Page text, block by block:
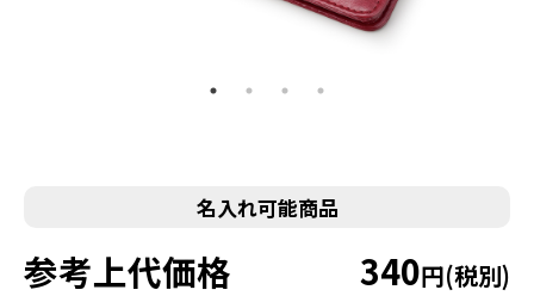
名入れ可能商品
参考上代価格 340円(税別)